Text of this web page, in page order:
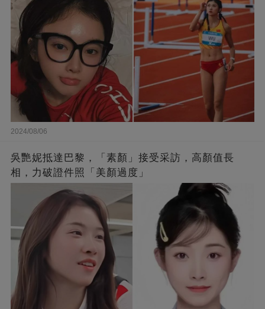
2024/08/06
吳艷妮抵達巴黎，「素顏」接受采訪，高顏值長
相，力破證件照「美顏過度」